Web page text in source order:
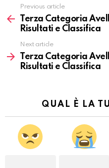
Vedi
altro
Previous article
Terza Categoria
Risultati e Classifica
Next article
Terza Categoria
Risultati e Classifica
QUAL È LA